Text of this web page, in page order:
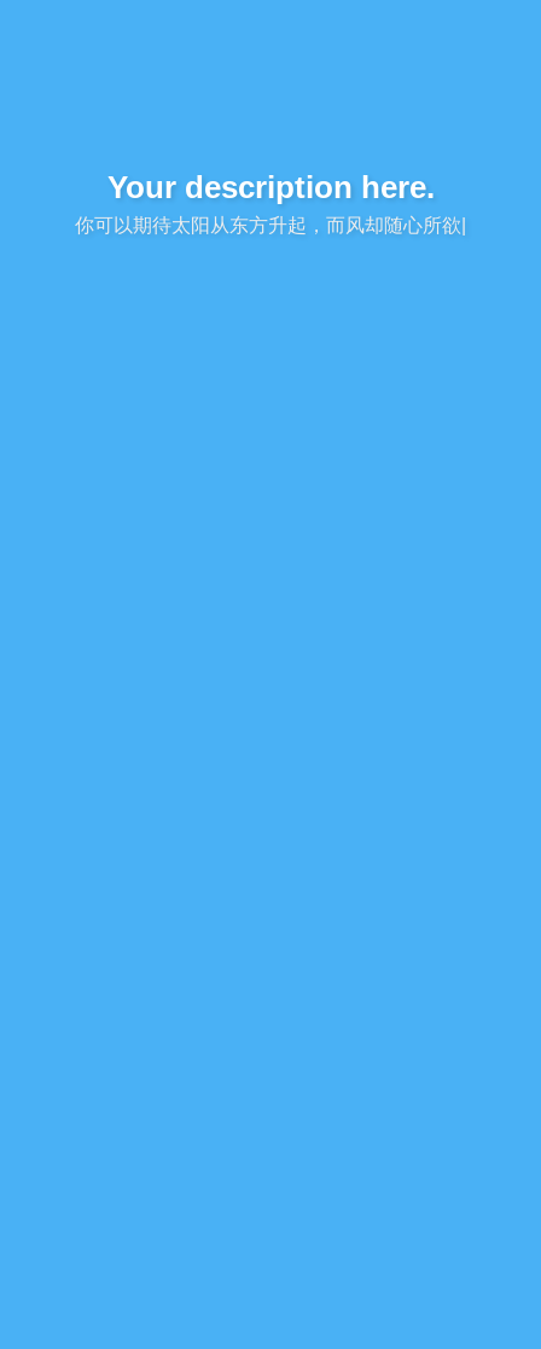
Your description here.
你可以期待太阳从东方升起，而风却随心所欲地